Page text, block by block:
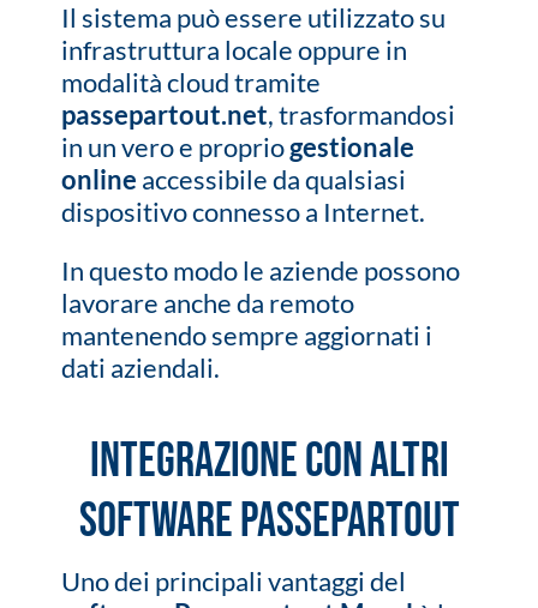
Il sistema può essere utilizzato su
infrastruttura locale oppure in
modalità cloud tramite
passepartout.net, trasformandosi
in un vero e propriogestionale
online accessibile da qualsiasi
dispositivo connesso a Internet.
In questo modo le aziende possono
lavorare anche da remoto
mantenendo sempre aggiornati i
dati aziendali.
Integrazione con altri
software Passepartout
Uno dei principali vantaggi del